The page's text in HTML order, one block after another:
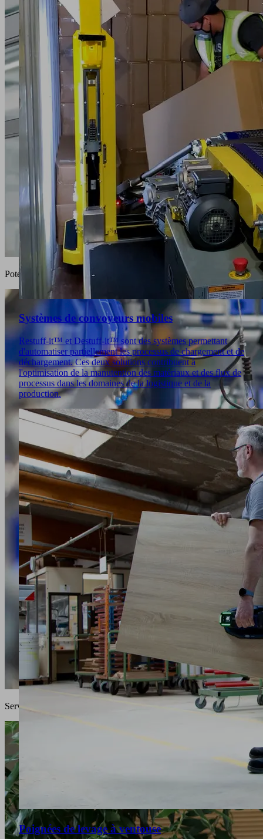
Potences
Service
Systèmes de convoyeurs mobiles
Restuff-it™ et Destuff-it™ sont des systèmes permettant
d'automatiser partiellement les processus de chargement et de
déchargement. Ces deux solutions contribuent à
l'optimisation de la manutention des matériaux et des flux de
processus dans les domaines de la logistique et de la
production.
Poignées de levage à ventouse